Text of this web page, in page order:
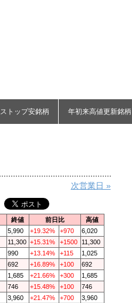
ストップ安銘柄 年初来高値更新銘柄
次営業日 »
終値 前日比
高値
5,990 +19.32% +970
6,020
11,300 +15.31% +1500
11,300
990 +13.14% +115
1,025
692 +16.89% +100
692
1,685 +21.66% +300
1,685
746 +15.48% +100
746
3,960 +21.47% +700
3,960